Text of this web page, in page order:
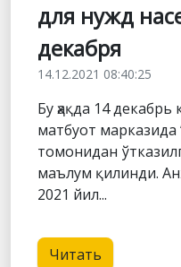
для нужд
декабря
14.12.2021 08:40:25
Бу ҳақда 14
матбуот
томонидан
маълум қилинди.
2021 йил...
Читать